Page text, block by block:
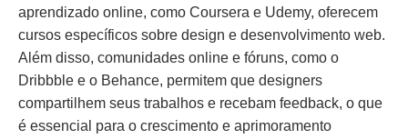
aprendizado online, como Coursera e Udemy, oferecem
cursos específicos sobre design e desenvolvimento web.
Além disso, comunidades online e fóruns, como o
Dribbble e o Behance, permitem que designers
compartilhem seus trabalhos e recebam feedback, o que
é essencial para o crescimento e aprimoramento